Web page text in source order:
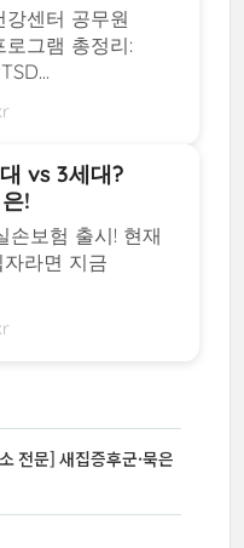
센터 공무원
그램 총정리:
vs 3세대?
!
손보험 출시! 현재
라면 지금